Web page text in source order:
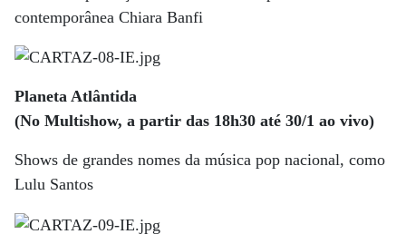
contemporânea Chiara Banfi
Planeta Atlântida
(No Multishow, a partir das 18h30 até 30/1 ao vivo)
Shows de grandes nomes da música pop nacional, como
Lulu Santos